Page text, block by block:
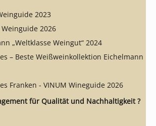
2023
2026
„Weltklasse Weingut“ 2024
– Beste Weißweinkollektion Eichelmann
Franken - VINUM Wineguide 2026
für Qualität und Nachhaltigkeit ?